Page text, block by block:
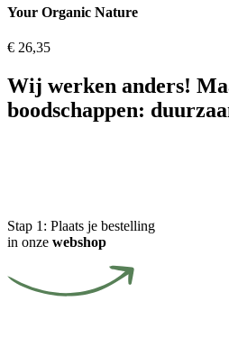
Your Organic Nature
€ 26,35
Wij werken anders!
boodschappen:
Stap 1: Plaats je bestelling
in onze webshop